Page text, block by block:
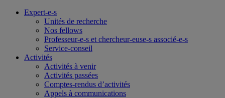
Expert-e-s
Unités de recherche
Nos fellows
Professeur-e-s et chercheur-euse-s associé-e-s
Service-conseil
Activités
Activités à venir
Activités passées
Comptes-rendus d’activités
Appels à communications